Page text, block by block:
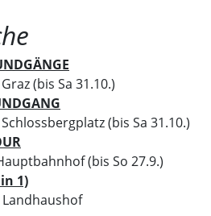
(bis Sa 31.10.)
(bis Sa 31.10.)
(bis So 27.9.)
1)
Landhaushof